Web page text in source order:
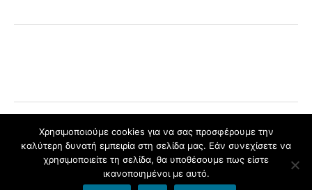
Φιλοξενείται στοblogs.sch.gr|Το θέμα Yoko σχεδιάστηκε από
Elmastudio
Χρησιμοποιούμε cookies για να σας προσφέρουμε την
καλύτερη δυνατή εμπειρία στη σελίδα μας. Εάν συνεχίσετε να
χρησιμοποιείτε τη σελίδα, θα υποθέσουμε πως είστε
ικανοποιημένοι με αυτό.